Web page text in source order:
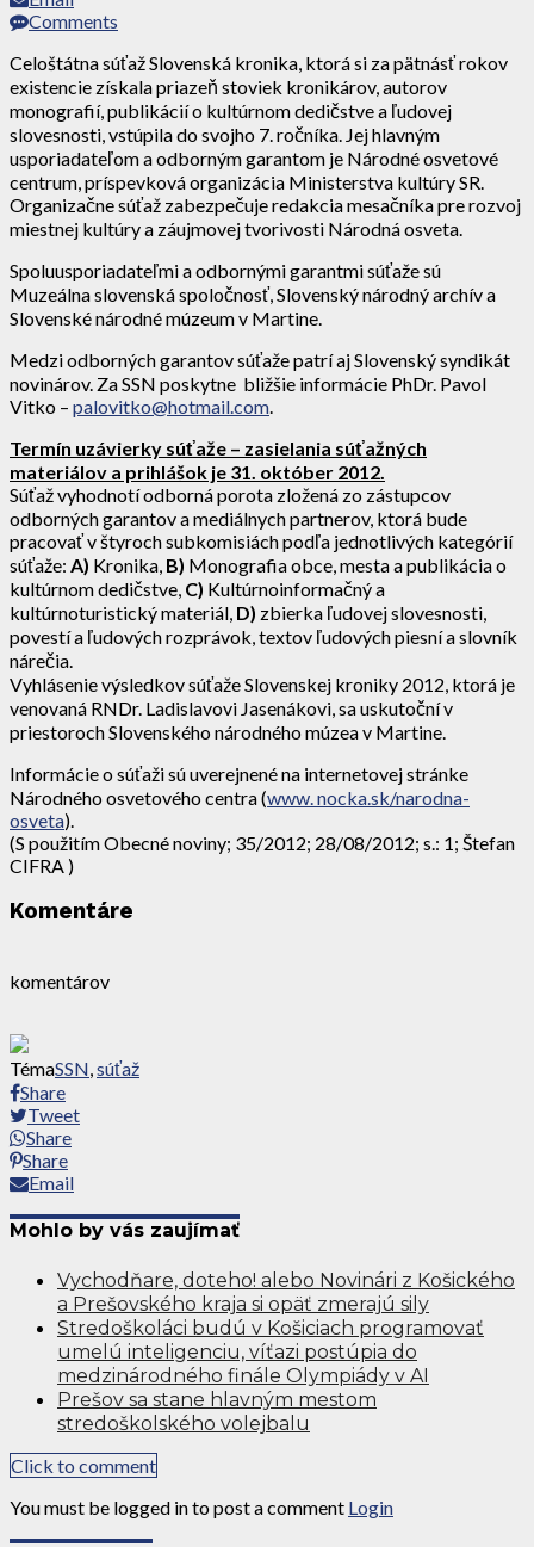
Comments
Celoštátna súťaž Slovenská kronika, ktorá si za pätnásť rokov
existencie získala priazeň stoviek kronikárov, autorov
monografií, publikácií o kultúrnom dedičstve a ľudovej
slovesnosti, vstúpila do svojho 7. ročníka. Jej hlavným
usporiadateľom a odborným garantom je Národné osvetové
centrum, príspevková organizácia Ministerstva kultúry SR.
Organizačne súťaž zabezpečuje redakcia mesačníka pre rozvoj
miestnej kultúry a záujmovej tvorivosti Národná osveta.
Spoluusporiadateľmi a odbornými garantmi súťaže sú
Muzeálna slovenská spoločnosť, Slovenský národný archív a
Slovenské národné múzeum v Martine.
Medzi odborných garantov súťaže patrí aj Slovenský syndikát
novinárov. Za SSN poskytne bližšie informácie PhDr. Pavol
Vitko – palovitko@hotmail.com
Termín uzávierky súťaže – zasielania súťažných
materiálov a prihlášok je 31. október 2012.
Súťaž vyhodnotí odborná porota zložená zo zástupcov
odborných garantov a mediálnych partnerov, ktorá bude
pracovať v štyroch subkomisiách podľa jednotlivých kategórií
súťaže: A) Kronika, B) Monografia obce, mesta a publikácia o
kultúrnom dedičstve, C) Kultúrnoinformačný a
kultúrnoturistický materiál, D) zbierka ľudovej slovesnosti,
povestí a ľudových rozprávok, textov ľudových piesní a slovník
nárečia.
Vyhlásenie výsledkov súťaže Slovenskej kroniky 2012, ktorá je
venovaná RNDr. Ladislavovi Jasenákovi, sa uskutoční v
priestoroch Slovenského národného múzea v Martine.
Informácie o súťaži sú uverejnené na internetovej stránke
Národného osvetového centra (www. nocka.sk/narodna-
osveta).
(S použitím Obecné noviny; 35/2012; 28/08/2012; s.: 1; Štefan
CIFRA )
Komentáre
komentárov
TémaSSN,súťaž
Share
Tweet
Share
Share
Email
Mohlo by vás zaujímať
Vychodňare, doteho! alebo Novinári z Košického
a Prešovského kraja si opäť zmerajú sily
Stredoškoláci budú v Košiciach programovať
umelú inteligenciu, víťazi postúpia do
medzinárodného finále Olympiády v AI
Prešov sa stane hlavným mestom
stredoškolského volejbalu
Click to comment
You must be logged in to post a comment Login